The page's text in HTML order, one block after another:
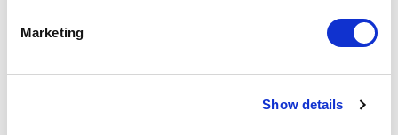
Marketing
Show details
75007, Paris
T 0033 1 71930682
paris@rimadesio.fr